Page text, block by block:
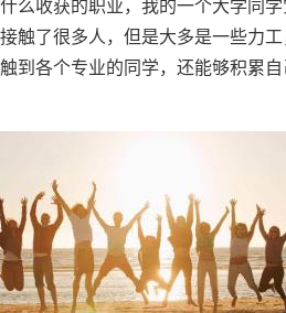
么收获的职业，我的一个大学同
触了很多人，但是大多是一些力
到各个专业的同学，还能够积累